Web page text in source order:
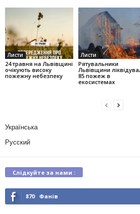
Листи
24 травня на Львівщині
очікують високу
пожежну небезпеку
Листи
Рятувальники
Львівщини
85 пожеж в
екосистемах
Українська
Русский
Слідкуйте за нами :
870 Фанів